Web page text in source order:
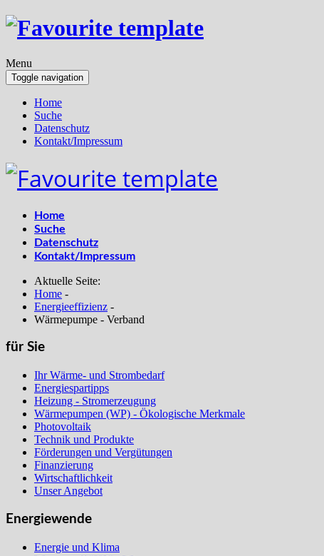
Menu
Toggle navigation
Home
Suche
Datenschutz
Kontakt/Impressum
Home
Suche
Datenschutz
Kontakt/Impressum
Aktuelle Seite:
Home -
Energieeffizienz -
Wärmepumpe - Verband
für Sie
Ihr Wärme- und Strombedarf
Energiespartipps
Heizung - Stromerzeugung
Wärmepumpen (WP) - Ökologische Merkmale
Photovoltaik
Technik und Produkte
Förderungen und Vergütungen
Finanzierung
Wirtschaftlichkeit
Unser Angebot
Energiewende
Energie und Klima